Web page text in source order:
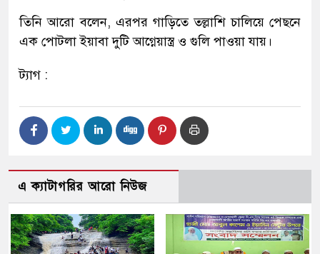
তিনি আরো বলেন, এরপর গাড়িতে তল্লাশি চালিয়ে পেছনে
এক পোটলা ইয়াবা দুটি আগ্নেয়াস্ত্র ও গুলি পাওয়া যায়।
ট্যাগ :
এ ক্যাটাগরির আরো নিউজ